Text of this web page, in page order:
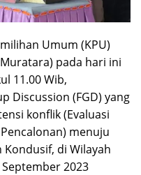
Umum (KPU)
pada hari ini
11.00 Wib,
Discussion (FGD) yang
konflik (Evaluasi
menuju
Kondusif, di Wilayah
2023